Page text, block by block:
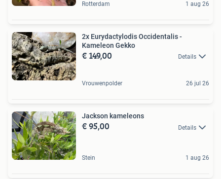
Rotterdam 1 aug 26
2x Eurydactylodis Occidentalis -
Kameleon Gekko
€ 149,00 Details
Vrouwenpolder 26 jul 26
Jackson kameleons
€ 95,00 Details
Stein 1 aug 26